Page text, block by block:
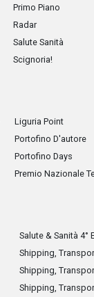
Primo Piano
Radar
Salute Sanità
Scignoria!
Liguria Point
Portofino D'autore
Portofino Days
Premio Nazionale
Salute & Sanità 4°
Shipping,
Shipping,
Shipping,